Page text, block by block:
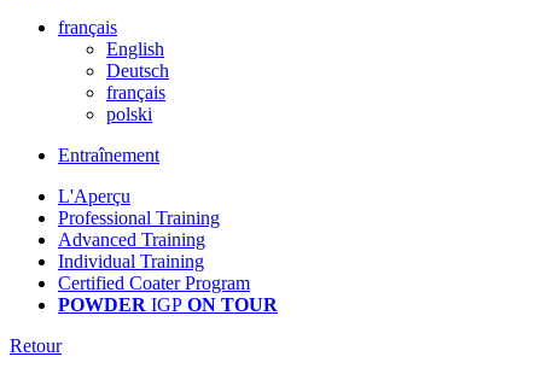
français
English
Deutsch
français
polski
Entraînement
L'Aperçu
Professional Training
Advanced Training
Individual Training
Certified Coater Program
POWDER IGP ON TOUR
Retour